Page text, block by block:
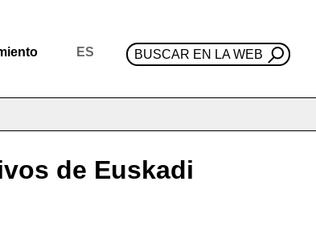
ES BUSCAR EN LA WEB
de Euskadi